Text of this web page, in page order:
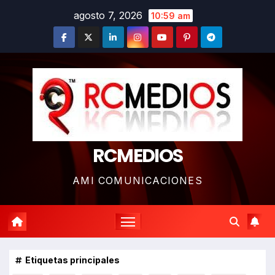
agosto 7, 2026 10:59 am
RCMEDIOS
AMI COMUNICACIONES
Etiquetas principales